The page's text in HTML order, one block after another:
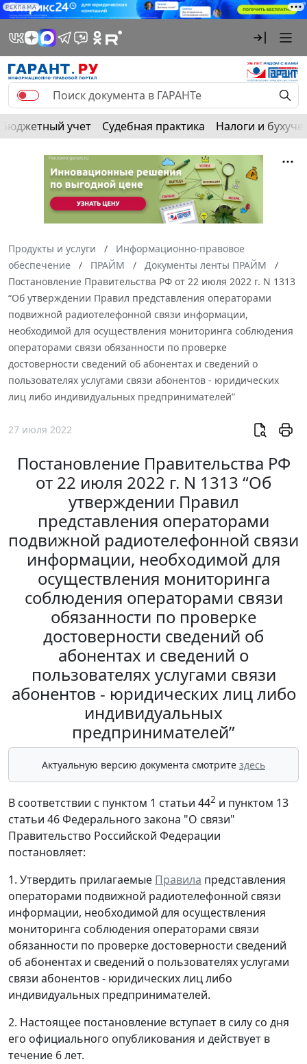
РЕКЛАМА
Бюджетный учет Судебная практика Налоги и
Продукты и услуги
Информационно-правовое
обеспечение
ПРАЙМ
Документы ленты ПРАЙМ
Постановление Правительства РФ от 22 июля 2022 г. N 1313
“Об утверждении Правил представления операторами
подвижной радиотелефонной связи информации,
необходимой для осуществления мониторинга соблюдения
операторами связи обязанности по проверке
достоверности сведений об абонентах и сведений о
пользователях услугами связи абонентов - юридических
лиц либо индивидуальных предпринимателей”
27 июля 2022
Постановление Правительства РФ
от 22 июля 2022 г. N 1313 “Об
утверждении Правил
представления операторами
подвижной радиотелефонной связи
информации, необходимой для
осуществления мониторинга
соблюдения операторами связи
обязанности по проверке
достоверности сведений об
абонентах и сведений о
пользователях услугами связи
абонентов - юридических лиц либо
индивидуальных
предпринимателей”
Актуальную версию документа смотрите здесь
В соответствии с пунктом 1 статьи 442 и пунктом 13
статьи 46 Федерального закона "О связи"
Правительство Российской Федерации
постановляет:
1. Утвердить прилагаемые Правила представления
операторами подвижной радиотелефонной связи
информации, необходимой для осуществления
мониторинга соблюдения операторами связи
обязанности по проверке достоверности сведений
об абонентах и сведений о пользователях услугами
связи абонентов - юридических лиц либо
индивидуальных предпринимателей.
2. Настоящее постановление вступает в силу со дня
его официального опубликования и действует в
течение 6 лет.